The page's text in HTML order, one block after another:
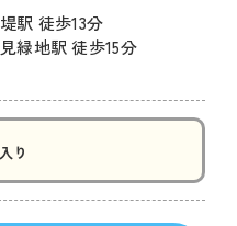
駅 徒歩13分
緑地駅 徒歩15分
り